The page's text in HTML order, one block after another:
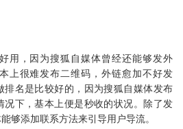
，因为搜狐自媒体曾经还能够发外
上很难发布二维码，外链愈加不好发
排名是比较好的，因为搜狐自媒体发布
况下，基本上便是秒收的状况。除了发
够添加联系方法来引导用户导流。